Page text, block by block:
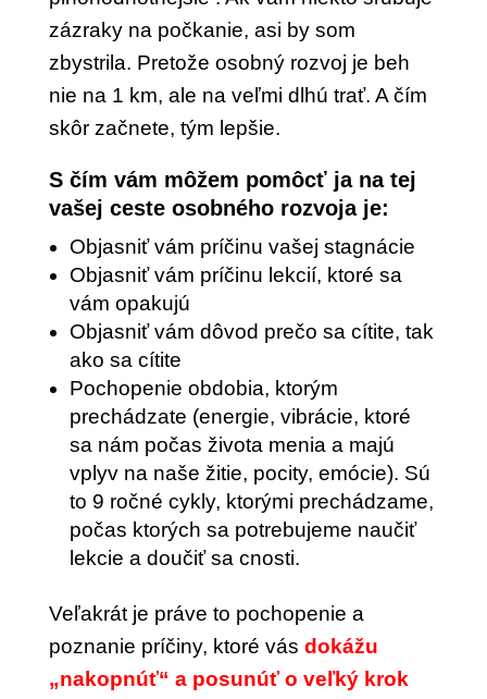
zázraky na počkanie, asi by som
zbystrila. Pretože osobný rozvoj je beh
nie na 1 km, ale na veľmi dlhú trať. A čím
skôr začnete, tým lepšie.
S čím vám môžem pomôcť ja na tej
vašej ceste osobného rozvoja je:
Objasniť vám príčinu vašej stagnácie
Objasniť vám príčinu lekcií, ktoré sa
vám opakujú
Objasniť vám dôvod prečo sa cítite, tak
ako sa cítite
Pochopenie obdobia, ktorým
prechádzate (energie, vibrácie, ktoré
sa nám počas života menia a majú
vplyv na naše žitie, pocity, emócie). Sú
to 9 ročné cykly, ktorými prechádzame,
počas ktorých sa potrebujeme naučiť
lekcie a doučiť sa cnosti.
Veľakrát je práve to pochopenie a
poznanie príčiny, ktoré vás dokážu
„nakopnúť“ a posunúť o veľký krok